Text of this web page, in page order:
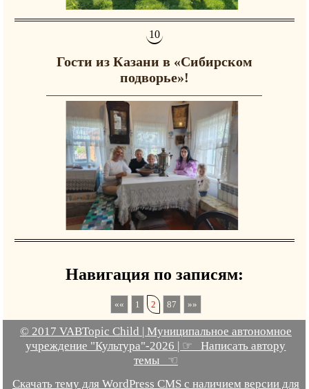
Гости из Казани в «Сибирском
подворье»!
Навигация по записям:
1 2 87
© 2017 VABTopic Child | Муниципальное автономное
учреждение "Культура"-2026 | ☞ Написать автору
темы ☜
Скачать тему для WordPress CMS с наличием версии для